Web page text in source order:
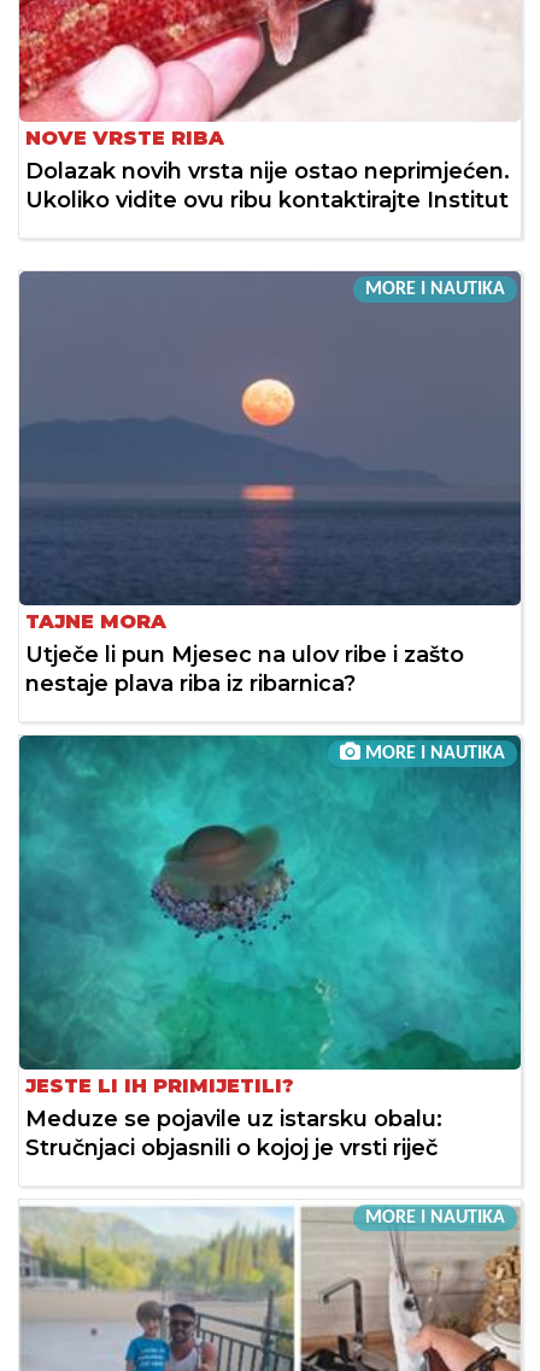
NOVE VRSTE RIBA
Dolazak novih vrsta nije ostao neprimjećen.
Ukoliko vidite ovu ribu kontaktirajte Institut
MORE I NAUTIKA
TAJNE MORA
Utječe li pun Mjesec na ulov ribe i zašto
nestaje plava riba iz ribarnica?
MORE I NAUTIKA
JESTE LI IH PRIMIJETILI?
Meduze se pojavile uz istarsku obalu:
Stručnjaci objasnili o kojoj je vrsti riječ
MORE I NAUTIKA